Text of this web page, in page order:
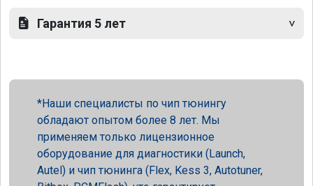
Гарантия 5 лет
Наши специалисты по чип тюнингу
обладают опытом более 8 лет. Мы
применяем только лицензионное
оборудование для диагностики (Launch,
Autel) и чип тюнинга (Flex, Kess 3, Autotuner,